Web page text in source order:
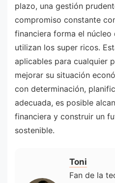
plazo, una gestión
compromiso constante
financiera forma el núcleo
utilizan los super ricos.
aplicables para cualquier
mejorar su situación
con determinación,
adecuada, es posible
financiera y construir un
sostenible.
Toni
Fan de la